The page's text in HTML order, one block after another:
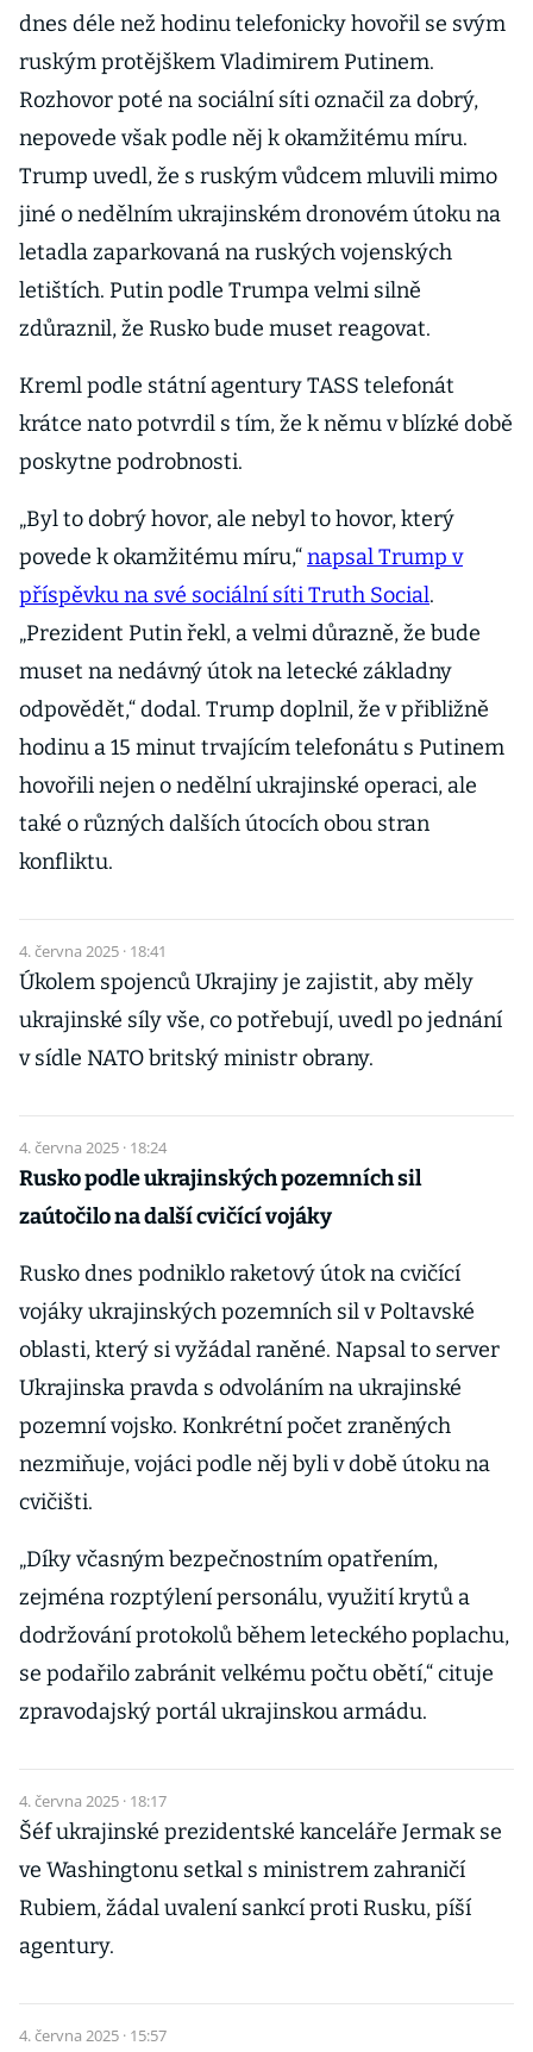
dnes déle než hodinu telefonicky hovořil se svým
ruským protějškem Vladimirem Putinem.
Rozhovor poté na sociální síti označil za dobrý,
nepovede však podle něj k okamžitému míru.
Trump uvedl, že s ruským vůdcem mluvili mimo
jiné o nedělním ukrajinském dronovém útoku na
letadla zaparkovaná na ruských vojenských
letištích. Putin podle Trumpa velmi silně
zdůraznil, že Rusko bude muset reagovat.
Kreml podle státní agentury TASS telefonát
krátce nato potvrdil s tím, že k němu v blízké době
poskytne podrobnosti.
„Byl to dobrý hovor, ale nebyl to hovor, který
povede k okamžitému míru,“napsal Trump v
příspěvku na své sociální síti Truth Social.
„Prezident Putin řekl, a velmi důrazně, že bude
muset na nedávný útok na letecké základny
odpovědět,“ dodal. Trump doplnil, že v přibližně
hodinu a 15 minut trvajícím telefonátu s Putinem
hovořili nejen o nedělní ukrajinské operaci, ale
také o různých dalších útocích obou stran
konfliktu.
4. června 2025 · 18:41
Úkolem spojenců Ukrajiny je zajistit, aby měly
ukrajinské síly vše, co potřebují, uvedl po jednání
v sídle NATO britský ministr obrany.
4. června 2025 · 18:24
Rusko podle ukrajinských pozemních sil
zaútočilo na další cvičící vojáky
Rusko dnes podniklo raketový útok na cvičící
vojáky ukrajinských pozemních sil v Poltavské
oblasti, který si vyžádal raněné. Napsal to server
Ukrajinska pravda s odvoláním na ukrajinské
pozemní vojsko. Konkrétní počet zraněných
nezmiňuje, vojáci podle něj byli v době útoku na
cvičišti.
„Díky včasným bezpečnostním opatřením,
zejména rozptýlení personálu, využití krytů a
dodržování protokolů během leteckého poplachu,
se podařilo zabránit velkému počtu obětí,“ cituje
zpravodajský portál ukrajinskou armádu.
4. června 2025 · 18:17
Šéf ukrajinské prezidentské kanceláře Jermak se
ve Washingtonu setkal s ministrem zahraničí
Rubiem, žádal uvalení sankcí proti Rusku, píší
agentury.
4. června 2025 · 15:57